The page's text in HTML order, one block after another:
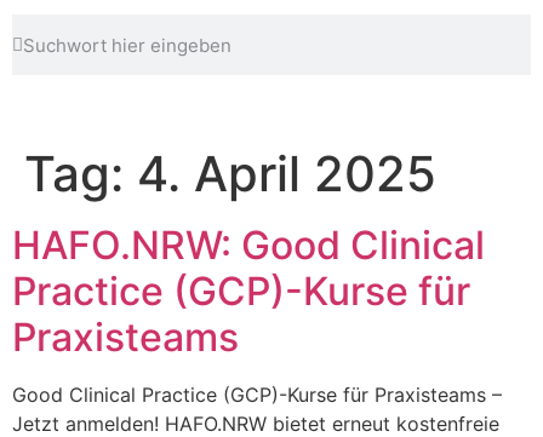
Tag: 4. April 2025
HAFO.NRW: Good Clinical
Practice (GCP)-Kurse für
Praxisteams
Good Clinical Practice (GCP)-Kurse für Praxisteams –
Jetzt anmelden! HAFO.NRW bietet erneut kostenfreie